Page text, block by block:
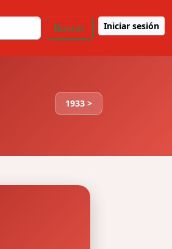
Buscar Iniciar sesión
1933 >